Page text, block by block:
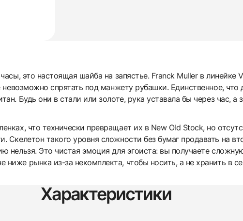
это настоящая шайба на запястье. Franck Muller в линейке
спрятать под манжету рубашки. Единственное, что
Будь они в стали или золоте, рука уставала бы через час, а
что технически превращает их в New Old Stock, но
такого уровня сложности без бумаг продавать на
нельзя. Это чистая эмоция для эгоиста: вы получаете
рынка из-за некомплекта, чтобы носить, а не хранить в
Характеристики